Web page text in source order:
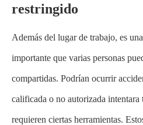
restringido
Además del lugar de trabajo, es
importante que varias personas
compartidas. Podrían ocurrir
calificada o no autorizada intentara
requieren ciertas herramientas.